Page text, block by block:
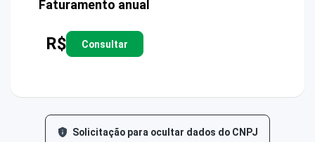
Faturamento anual
R$ Consultar
Solicitação para ocultar dados do CNPJ